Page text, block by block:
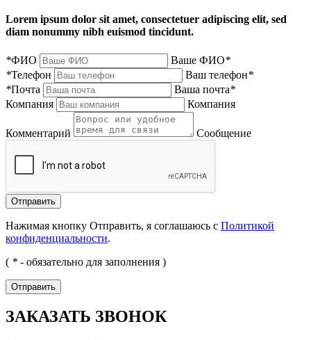
Lorem ipsum dolor sit amet, consectetuer adipiscing elit, sed
diam nonummy nibh euismod tincidunt.
*ФИО Ваше ФИО*
*Телефон Ваш телефон*
*Почта Ваша почта*
Компания
Компания
Комментарий Сообщение
Нажимая кнопку Отправить, я соглашаюсь с Политикой
конфиденциальности.
( * - обязательно для заполнения )
ЗАКАЗАТЬ ЗВОНОК